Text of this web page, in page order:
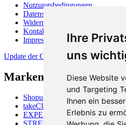
Ihre
uns
Diese Website
und Targeting
Ihnen ein
Erlebnis zu
Nutzungsbedingungen
Datenschutzerklärung
Widerrufsbelehrung
Kontakt
Impressum
Update der Cookie-Präferenzen
Markenüberblick
Shopunits GmbH
takeCUBE
EXPERTISALE
STREETFOOD-MARKET